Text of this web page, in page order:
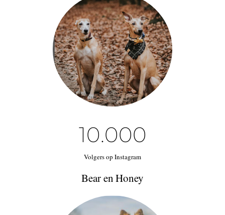
Volgers op Instagram
10.000
Bear en Honey